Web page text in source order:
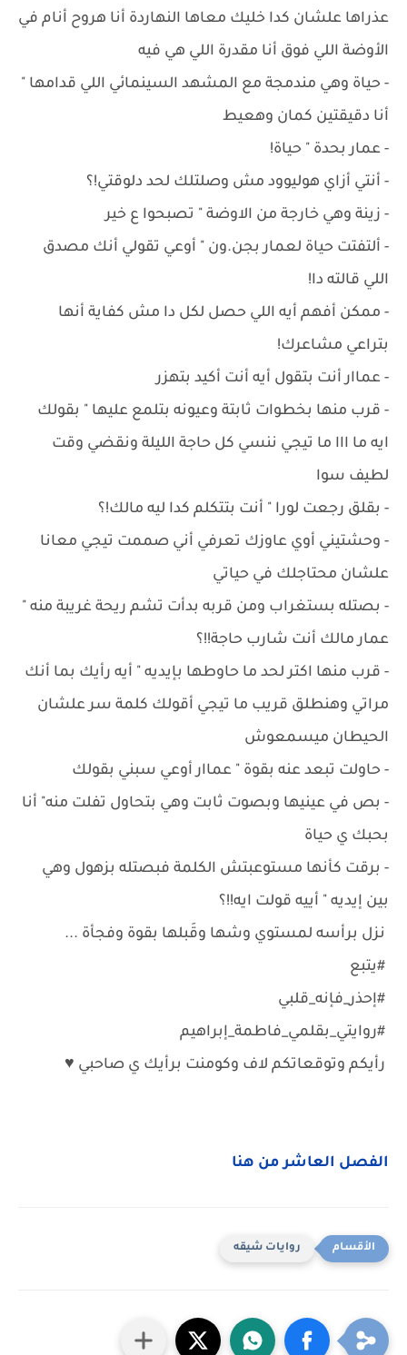
عذراها علشان كدا خليك معاها النهاردة أنا هروح أنام في
الأوضة اللي فوق أنا مقدرة اللي هي فيه
- ‏حياة وهي مندمجة مع المشهد السينمائي اللي قدامها "
أنا دقيقتين كمان وهعيط
- ‏عمار بحدة " حياة!
- ‏أنتي أزاي هوليوود مش وصلتلك لحد دلوقتي!؟
- ‏زينة وهي خارجة من الاوضة " تصبحوا ع خير
- ألتفتت حياة لعمار بجن.ون " أوعي تقولي أنك مصدق
اللي قالته دا!
- ‏ممكن أفهم أيه اللي حصل لكل دا مش كفاية أنها
بتراعي مشاعرك!
- ‏عماار أنت بتقول أيه أنت أكيد بتهزر
- ‏قرب منها بخطوات ثابتة وعيونه بتلمع عليها " بقولك
ايه ما ااا ما تيجي ننسي كل حاجة الليلة ونقضي وقت
لطيف سوا
- بقلق رجعت لورا " أنت بتتكلم كدا ليه مالك!؟
- وحشتيني أوي عاوزك تعرفي أني صممت تيجي معانا
علشان محتاجلك في حياتي
- ‏بصتله بستغراب ومن قربه بدأت تشم ريحة غريبة منه "
عمار مالك أنت شارب حاجة!!؟
- ‏قرب منها اكتر لحد ما حاوطها بإيديه " أيه رأيك بما أنك
مراتي وهنطلق قريب ما تيجي أقولك كلمة سر علشان
الحيطان ميسمعوش
- ‏حاولت تبعد عنه بقوة " عماار أوعي سبني بقولك
- ‏بص في عينيها وبصوت ثابت وهي بتحاول تفلت منه" أنا
بحبك ي حياة
- ‏برقت كأنها مستوعبتش الكلمة فبصتله بزهول وهي
بين إيديه " أييه قولت ايه!!؟
‏نزل برأسه لمستوي وشها وقَبلها بقوة وفجأة ...
‏#يتبع
‏#إحذر_فإنه_قلبي
‏#روايتي_بقلمي_فاطمة_إبراهيم
رأيكم وتوقعاتكم لاف وكومنت برأيك ي صاحبي ♥️
الفصل العاشر من هنا
روايات شيقه